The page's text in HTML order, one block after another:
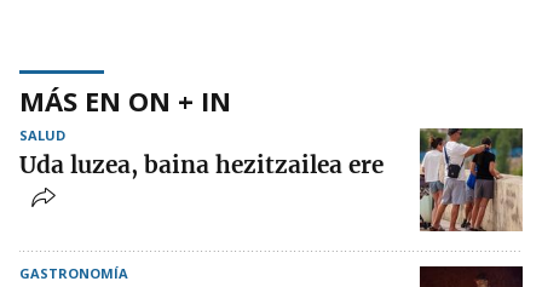
MÁS EN ON + IN
SALUD
Uda luzea, baina hezitzailea ere
GASTRONOMÍA